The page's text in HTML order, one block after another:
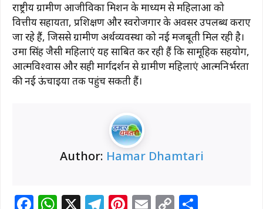
राष्ट्रीय ग्रामीण आजीविका मिशन के माध्यम से महिलाओं को
वित्तीय सहायता, प्रशिक्षण और स्वरोजगार के अवसर उपलब्ध कराए
जा रहे हैं, जिससे ग्रामीण अर्थव्यवस्था को नई मजबूती मिल रही है।
उमा सिंह जैसी महिलाएं यह साबित कर रही हैं कि सामूहिक सहयोग,
आत्मविश्वास और सही मार्गदर्शन से ग्रामीण महिलाएं आत्मनिर्भरता
की नई ऊंचाइयों तक पहुंच सकती हैं।
Author: Hamar Dhamtari
F W X T Pi E C